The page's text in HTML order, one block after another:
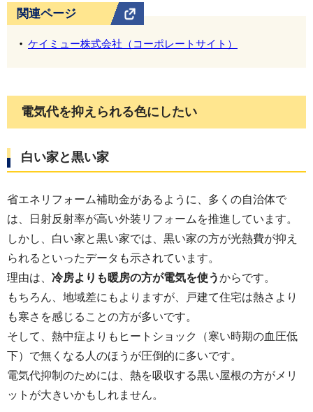
関連ページ
ケイミュー株式会社（コーポレートサイト）
電気代を抑えられる色にしたい
白い家と黒い家
省エネリフォーム補助金があるように、多くの自治体で
は、日射反射率が高い外装リフォームを推進しています。
しかし、白い家と黒い家では、黒い家の方が光熱費が抑え
られるといったデータも示されています。
理由は、 冷房よりも暖房の方が電気を使うからです。
もちろん、地域差にもよりますが、戸建て住宅は熱さより
も寒さを感じることの方が多いです。
そして、熱中症よりもヒートショック（寒い時期の血圧低
下）で無くなる人のほうが圧倒的に多いです。
電気代抑制のためには、熱を吸収する黒い屋根の方がメリ
ットが大きいかもしれません。